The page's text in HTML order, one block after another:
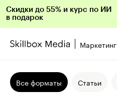
Скидки до 55% и курс по ИИ
в подарок
Маркетинг
Все форматы Статьи